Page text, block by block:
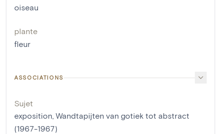
oiseau
plante
fleur
ASSOCIATIONS
Sujet
exposition, Wandtapijten van gotiek tot abstract
(1967-1967)